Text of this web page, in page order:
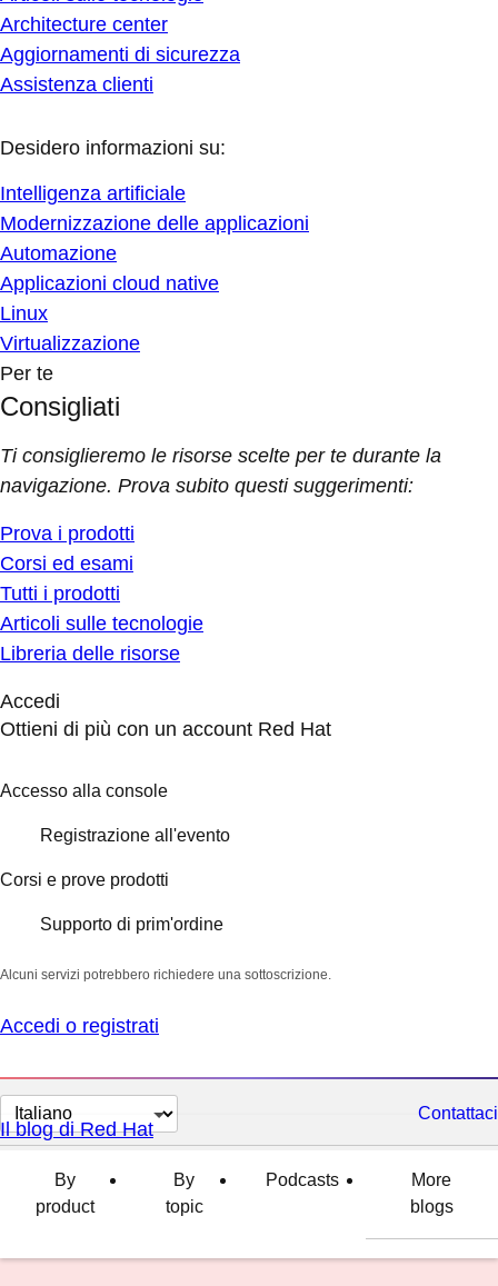
Architecture center
Aggiornamenti di sicurezza
Assistenza clienti
Desidero informazioni su:
Intelligenza artificiale
Modernizzazione delle applicazioni
Automazione
Applicazioni cloud native
Linux
Virtualizzazione
Per te
Consigliati
Ti consiglieremo le risorse scelte per te durante la
navigazione. Prova subito questi suggerimenti:
Prova i prodotti
Corsi ed esami
Tutti i prodotti
Articoli sulle tecnologie
Libreria delle risorse
Accedi
Ottieni di più con un account Red Hat
Accesso alla console
Registrazione all'evento
Corsi e prove prodotti
Supporto di prim'ordine
Alcuni servizi potrebbero richiedere una sottoscrizione.
Accedi o registrati
Cambia
lingua
Contattaci
Il blog di Red Hat
By
product
By
topic
Podcasts
More
blogs